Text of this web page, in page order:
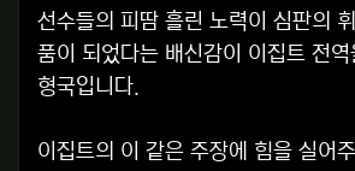
선수들의 피땀 흘린 노력이 심판의
품이 되었다는 배신감이 이집트 전
형국입니다.
이집트의 이 같은 주장에 힘을 실어